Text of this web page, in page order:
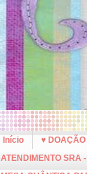
Início ♥ DOAÇÃO
ATENDIMENTO SRA